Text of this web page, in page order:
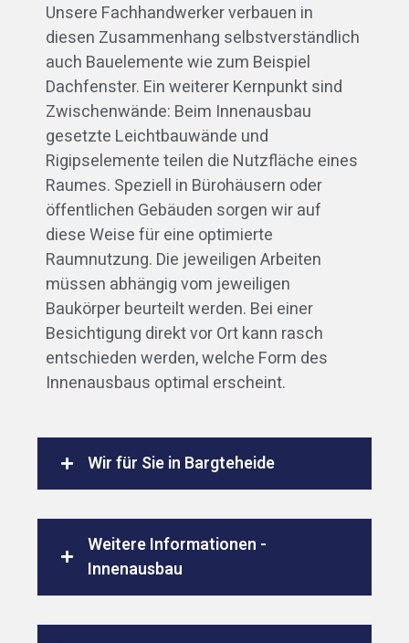
Unsere Fachhandwerker verbauen in
diesen Zusammenhang selbstverständlich
auch Bauelemente wie zum Beispiel
Dachfenster. Ein weiterer Kernpunkt sind
Zwischenwände: Beim Innenausbau
gesetzte Leichtbauwände und
Rigipselemente teilen die Nutzfläche eines
Raumes. Speziell in Bürohäusern oder
öffentlichen Gebäuden sorgen wir auf
diese Weise für eine optimierte
Raumnutzung. Die jeweiligen Arbeiten
müssen abhängig vom jeweiligen
Baukörper beurteilt werden. Bei einer
Besichtigung direkt vor Ort kann rasch
entschieden werden, welche Form des
Innenausbaus optimal erscheint.
Wir für Sie in Bargteheide
Weitere Informationen -
Innenausbau